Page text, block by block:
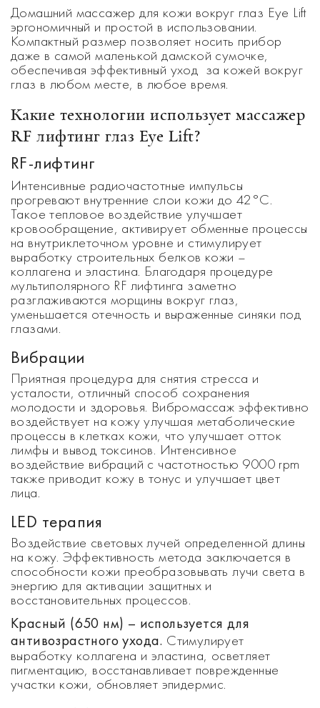
Домашний массажер для кожи вокруг глаз Eye Lift
эргономичный и простой в использовании.
Компактный размер позволяет носить прибор
даже в самой маленькой дамской сумочке,
обеспечивая эффективный уход за кожей вокруг
глаз в любом месте, в любое время.
Какие технологии использует массажер
RF лифтинг глаз Eye Lift?
RF-лифтинг
Интенсивные радиочастотные импульсы
прогревают внутренние слои кожи до 42°C.
Такое тепловое воздействие улучшает
кровообращение, активирует обменные процессы
на внутриклеточном уровне и стимулирует
выработку строительных белков кожи –
коллагена и эластина. Благодаря процедуре
мультиполярного RF лифтинга заметно
разглаживаются морщины вокруг глаз,
уменьшается отечность и выраженные синяки под
глазами.
Вибрации
Приятная процедура для снятия стресса и
усталости, отличный способ сохранения
молодости и здоровья. Вибромассаж эффективно
воздействует на кожу улучшая метаболические
процессы в клетках кожи, что улучшает отток
лимфы и вывод токсинов. Интенсивное
воздействие вибраций с частотностью 9000 rpm
также приводит кожу в тонус и улучшает цвет
лица.
LED терапия
Воздействие световых лучей определенной длины
на кожу. Эффективность метода заключается в
способности кожи преобразовывать лучи света в
энергию для активации защитных и
восстановительных процессов.
Красный (650 нм) – используется для
антивозрастного ухода. Стимулирует
выработку коллагена и эластина, осветляет
пигментацию, восстанавливает поврежденные
участки кожи, обновляет эпидермис.